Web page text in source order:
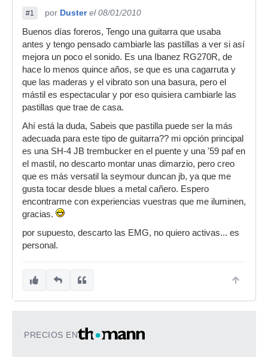
#1 por Duster el 08/01/2010
Buenos días foreros, Tengo una guitarra que usaba
antes y tengo pensado cambiarle las pastillas a ver si así
mejora un poco el sonido. Es una Ibanez RG270R, de
hace lo menos quince años, se que es una cagarruta y
que las maderas y el vibrato son una basura, pero el
mástil es espectacular y por eso quisiera cambiarle las
pastillas que trae de casa.
Ahí está la duda, Sabeis que pastilla puede ser la más
adecuada para este tipo de guitarra?? mi opción principal
es una SH-4 JB trembucker en el puente y una '59 paf en
el mastil, no descarto montar unas dimarzio, pero creo
que es más versatil la seymour duncan jb, ya que me
gusta tocar desde blues a metal cañero. Espero
encontrarme con experiencias vuestras que me iluminen,
gracias.
por supuesto, descarto las EMG, no quiero activas... es
personal.
PRECIOS EN